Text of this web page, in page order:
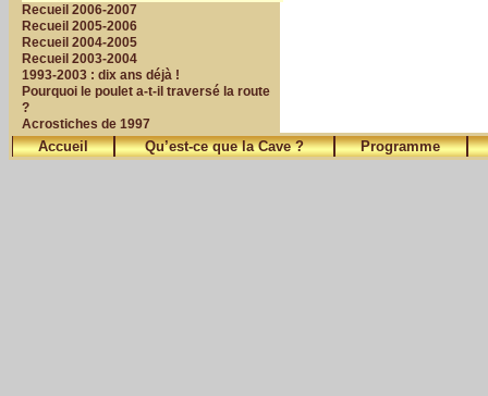
Recueil 2006-2007
Recueil 2005-2006
Recueil 2004-2005
Recueil 2003-2004
1993-2003 : dix ans déjà !
Pourquoi le poulet a-t-il traversé la route
?
Acrostiches de 1997
Accueil Qu’est-ce que la Cave ? Programme